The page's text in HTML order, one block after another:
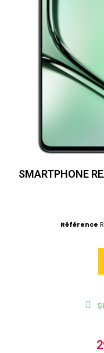
SMARTPHONE
Référence